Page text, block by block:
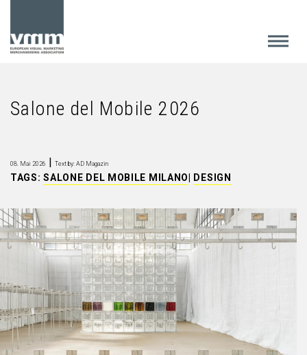
Salone del Mobile 2026
08. Mai 2026 | Text by: AD Magazin
TAGS:SALONE DEL MOBILE MILANO DESIGN